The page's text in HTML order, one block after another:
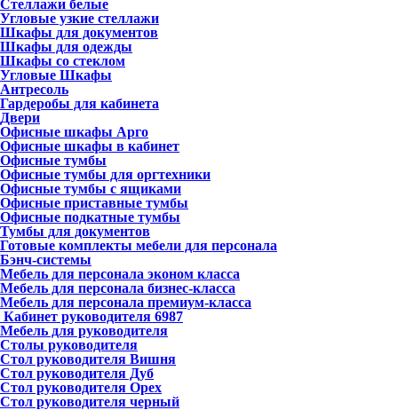
Стеллажи белые
Угловые узкие стеллажи
Шкафы для документов
Шкафы для одежды
Шкафы со стеклом
Угловые Шкафы
Антресоль
Гардеробы для кабинета
Двери
Офисные шкафы Арго
Офисные шкафы в кабинет
Офисные тумбы
Офисные тумбы для оргтехники
Офисные тумбы с ящиками
Офисные приставные тумбы
Офисные подкатные тумбы
Тумбы для документов
Готовые комплекты мебели для персонала
Бэнч-системы
Мебель для персонала эконом класса
Мебель для персонала бизнес-класса
Мебель для персонала премиум-класса
Кабинет руководителя 6987
Мебель для руководителя
Столы руководителя
Стол руководителя Вишня
Стол руководителя Дуб
Стол руководителя Орех
Стол руководителя черный